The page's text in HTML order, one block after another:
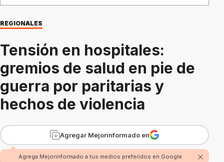
REGIONALES
Tensión en hospitales:
gremios de salud en pie de
guerra por paritarias y
hechos de violencia
Agregar Mejorinformado en
Agrega Mejorinformado a tus medios preferidos en Google
Por Fabian Rossi